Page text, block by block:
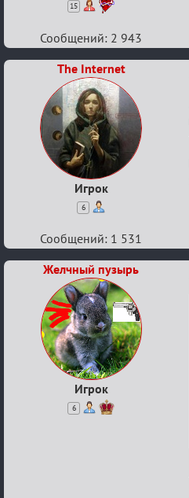
15
Сообщений: 2 943
The Internet
Игрок
6
Сообщений: 1 531
Желчный пузырь
Игрок
6